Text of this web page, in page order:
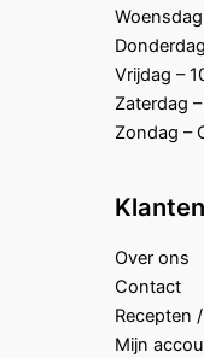
Vrijdag –
Zaterdag
Zondag –
Over ons
Contact
Recepten
Mijn